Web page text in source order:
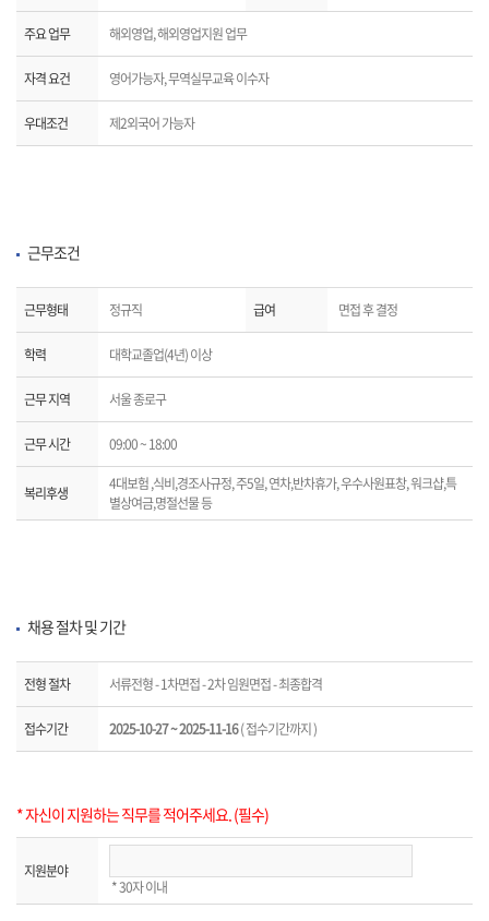
주요 업무 해외영업, 해외영업지원 업무
자격 요건 영어가능자, 무역실무교육 이수자
우대조건 제2외국어 가능자
근무조건
근무형태 정규직 급여 면접 후 결정
학력 대학교졸업(4년) 이상
근무 지역 서울 종로구
근무 시간 09:00 ~ 18:00
복리후생
4대보험 ,식비,경조사규정, 주5일, 연차,반차휴가, 우수사원표창, 워크샵,특
별상여금,명절선물 등
채용 절차 및 기간
전형 절차 서류전형 - 1차면접 - 2차 임원면접 - 최종합격
접수기간 2025-10-27 ~ 2025-11-16( 접수기간까지 )
* 자신이 지원하는 직무를 적어주세요. (필수)
지원분야
* 30자 이내